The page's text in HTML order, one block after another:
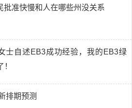
批准快慢和人在哪些州没关系
士自述EB3成功经验，我的EB3绿
排期预测